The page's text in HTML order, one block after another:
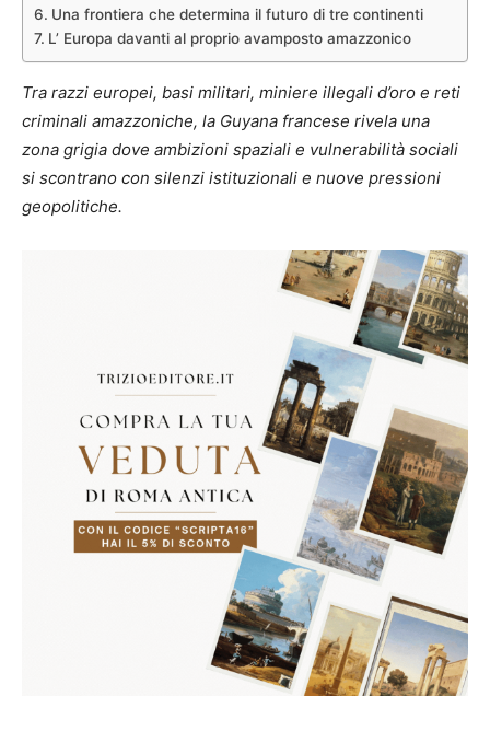
Una frontiera che determina il futuro di tre continenti
L’ Europa davanti al proprio avamposto amazzonico
Tra razzi europei, basi militari, miniere illegali d’oro e reti
criminali amazzoniche, la Guyana francese rivela una
zona grigia dove ambizioni spaziali e vulnerabilità sociali
si scontrano con silenzi istituzionali e nuove pressioni
geopolitiche.